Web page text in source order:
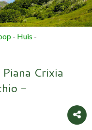
- Huis -
Crixia
-